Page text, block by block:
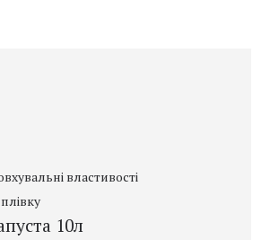
властивості
10л